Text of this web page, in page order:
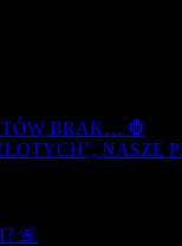
BRAK… 🛑
NASZE
🚨